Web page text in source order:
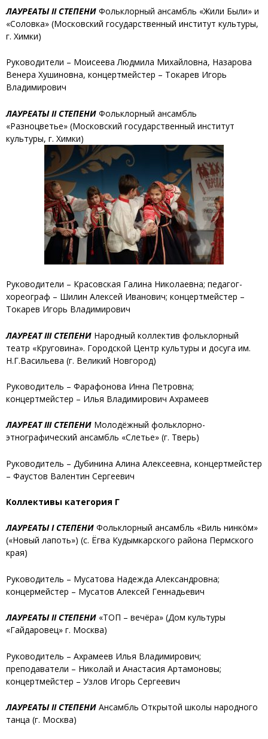
ЛАУРЕАТЫ II СТЕПЕНИ Фольклорный ансамбль «Жили Были» и
«Соловка» (Московский государственный институт культуры,
г. Химки)
Руководители – Моисеева Людмила Михайловна, Назарова
Венера Хушиновна, концертмейстер – Токарев Игорь
Владимирович
ЛАУРЕАТЫ II СТЕПЕНИ Фольклорный ансамбль
«Разноцветье» (Московский государственный институт
культуры, г. Химки)
Руководители – Красовская Галина Николаевна; педагог-
хореограф – Шилин Алексей Иванович; концертмейстер –
Токарев Игорь Владимирович
ЛАУРЕАТ III СТЕПЕНИ Народный коллектив фольклорный
театр «Круговина». Городской Центр культуры и досуга им.
Н.Г.Васильева (г. Великий Новгород)
Руководитель – Фарафонова Инна Петровна;
концертмейстер – Илья Владимирович Ахрамеев
ЛАУРЕАТ III СТЕПЕНИ Молодёжный фольклорно-
этнографический ансамбль «Слетье» (г. Тверь)
Руководитель – Дубинина Алина Алексеевна, концертмейстер
– Фаустов Валентин Сергеевич
Коллективы категория Г
ЛАУРЕАТЫ I СТЕПЕНИ Фольклорный ансамбль «Виль нинкöм»
(«Новый лапоть») (с. Ёгва Кудымкарского района Пермского
края)
Руководитель – Мусатова Надежда Александровна;
концермейстер – Мусатов Алексей Геннадьевич
ЛАУРЕАТЫ II СТЕПЕНИ «ТОП – вечёра» (Дом культуры
«Гайдаровец» г. Москва)
Руководитель – Ахрамеев Илья Владимирович;
преподаватели – Николай и Анастасия Артамоновы;
концертмейстер – Узлов Игорь Сергеевич
ЛАУРЕАТЫ II СТЕПЕНИ Ансамбль Открытой школы народного
танца (г. Москва)